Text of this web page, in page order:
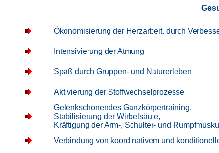
Ökonomisierung der Herzarbeit, durch
Intensivierung der Atmung
Spaß durch Gruppen- und Naturerleben
Aktivierung der Stoffwechselprozesse
Gelenkschonendes Ganzkörpertraining,
Stabilisierung der Wirbelsäule,
Kräftigung der Arm-, Schulter- und
Verbindung von koordinativem und